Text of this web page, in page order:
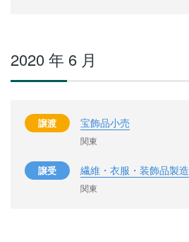
2020 年 6 月
譲渡 宝飾品小売
関東
譲受 繊維・衣服・装飾品製造
関東